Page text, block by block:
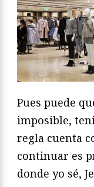
Pues puede
imposible,
regla cuenta
continuar es
donde yo sé,